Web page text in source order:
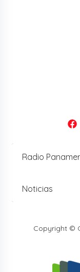
Radio
Noticias
Copyright ©